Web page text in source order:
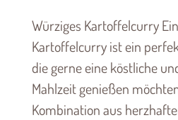
Würziges Kartoffelcurry
Kartoffelcurry ist ein
die gerne eine köstliche
Mahlzeit genießen
Kombination aus